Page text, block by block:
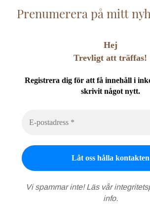
Prenumerera på mitt
Hej
Trevligt att träffas!
Registrera dig för att få innehåll i
skrivit något nytt.
Vi spammar inte! Läs vår
info.